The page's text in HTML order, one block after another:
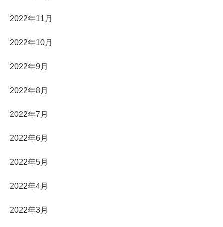
2022年11月
2022年10月
2022年9月
2022年8月
2022年7月
2022年6月
2022年5月
2022年4月
2022年3月